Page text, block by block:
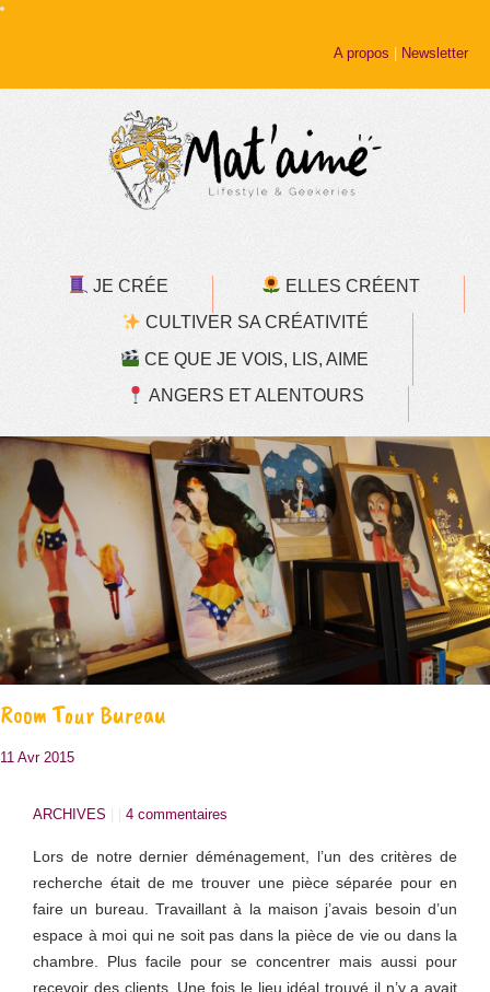
A propos | Newsletter
JE CRÉE
ELLES CRÉENT
CULTIVER SA CRÉATIVITÉ
CE QUE JE VOIS, LIS, AIME
ANGERS ET ALENTOURS
Room Tour Bureau
11 Avr 2015
ARCHIVES 4 commentaires
Lors de notre dernier déménagement, l’un des critères de
recherche était de me trouver une pièce séparée pour en
faire un bureau. Travaillant à la maison j’avais besoin d’un
espace à moi qui ne soit pas dans la pièce de vie ou dans la
chambre. Plus facile pour se concentrer mais aussi pour
recevoir des clients. Une fois le lieu idéal trouvé il n’y a avait